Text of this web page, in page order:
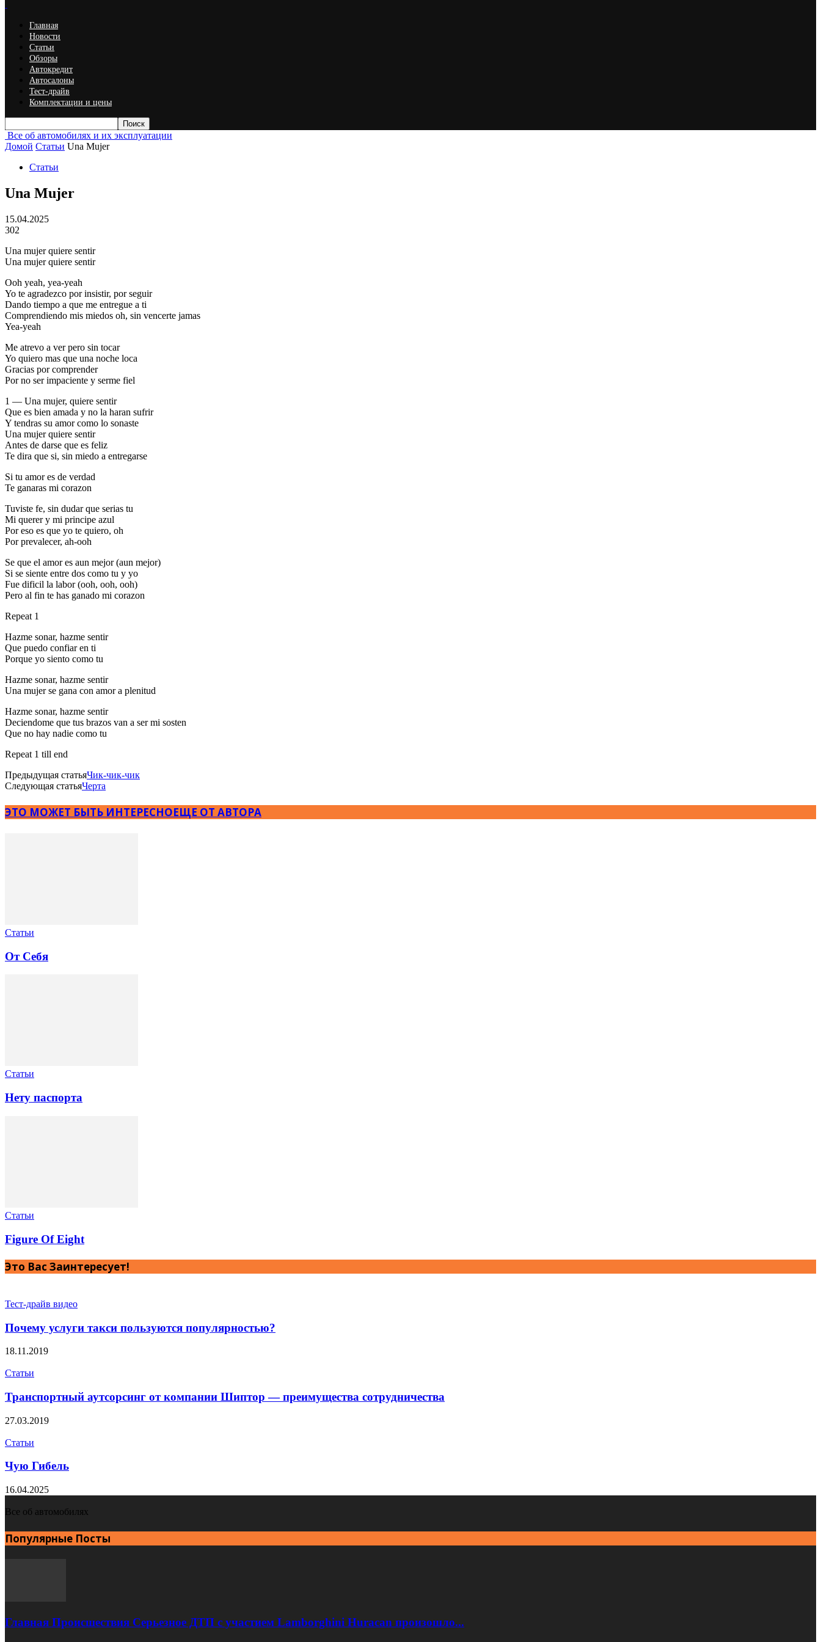
Главная
Новости
Статьи
Обзоры
Автокредит
Автосалоны
Тест-драйв
Комплектации и цены
Все об автомобилях и их эксплуатации
Домой Статьи Una Mujer
Статьи
Una Mujer
15.04.2025
302
Una mujer quiere sentir
Una mujer quiere sentir
Ooh yeah, yea-yeah
Yo te agradezco por insistir, por seguir
Dando tiempo a que me entregue a ti
Comprendiendo mis miedos oh, sin vencerte jamas
Yea-yeah
Me atrevo a ver pero sin tocar
Yo quiero mas que una noche loca
Gracias por comprender
Por no ser impaciente y serme fiel
1 — Una mujer, quiere sentir
Que es bien amada y no la haran sufrir
Y tendras su amor como lo sonaste
Una mujer quiere sentir
Antes de darse que es feliz
Te dira que si, sin miedo a entregarse
Si tu amor es de verdad
Te ganaras mi corazon
Tuviste fe, sin dudar que serias tu
Mi querer y mi principe azul
Por eso es que yo te quiero, oh
Por prevalecer, ah-ooh
Se que el amor es aun mejor (aun mejor)
Si se siente entre dos como tu y yo
Fue dificil la labor (ooh, ooh, ooh)
Pero al fin te has ganado mi corazon
Repeat 1
Hazme sonar, hazme sentir
Que puedo confiar en ti
Porque yo siento como tu
Hazme sonar, hazme sentir
Una mujer se gana con amor a plenitud
Hazme sonar, hazme sentir
Deciendome que tus brazos van a ser mi sosten
Que no hay nadie como tu
Repeat 1 till end
Предыдущая статьяЧик-чик-чик
Следующая статьяЧерта
ЭТО МОЖЕТ БЫТЬ ИНТЕРЕСНОЕЩЕ ОТ АВТОРА
Статьи
От Себя
Статьи
Нету паспорта
Статьи
Figure Of Eight
Это Вас Заинтересует!
Тест-драйв видео
Почему услуги такси пользуются популярностью?
18.11.2019
Статьи
Транспортный аутсорсинг от компании Шиптор — преимущества сотрудничества
27.03.2019
Статьи
Чую Гибель
16.04.2025
Все об автомобилях
Популярные Посты
Главная Происшествия Серьезное ДТП с участием Lamborghini Huracan произошло...